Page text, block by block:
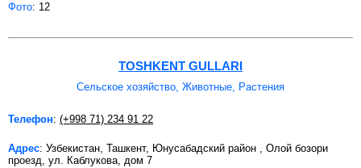
Фото: 12
TOSHKENT GULLARI
Сельское хозяйство, Животные, Растения
Телефон: (+998 71) 234 91 22
Адрес: Узбекистан, Ташкент, Юнусабадский район , Олой бозори
проезд, ул. Каблукова, дом 7